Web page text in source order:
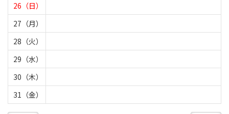
26（日）
27（月）
28（火）
29（水）
30（木）
31（金）